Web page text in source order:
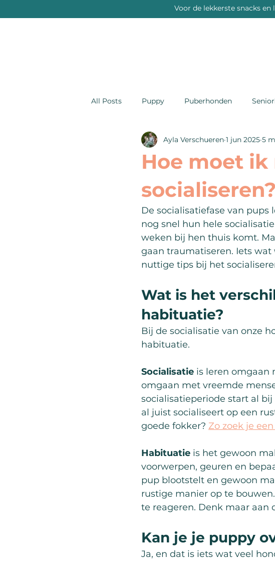
Voor de lekkerste snacks
All Posts Puppy Puberhonden
Hoe moet
socialiseren?
Ayla Verschueren 1 jun 2025 5
De socialisatiefase van pups
nog snel hun hele
weken bij hen thuis komt.
gaan traumatiseren. Iets wat
nuttige tips bij het
Wat is het
habituatie?
Bij de socialisatie van onze
habituatie.
Socialisatie is leren omgaan
omgaan met vreemde
socialisatieperiode start al
al juist socialiseert op een
goede fokker? Zo zoek je
Habituatie is het gewoon
voorwerpen, geuren en
pup blootstelt en gewoon
rustige manier op te
te reageren. Denk maar aan
Kan je je puppy
Ja, en dat is iets wat veel